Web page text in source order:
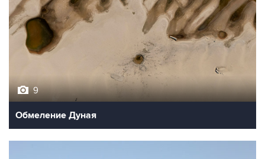
9
Обмеление Дуная